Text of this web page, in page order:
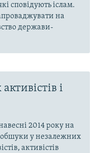
сповідують іслам.
на
держави-
і
2014 року на
обшуки у незалежних
активістів